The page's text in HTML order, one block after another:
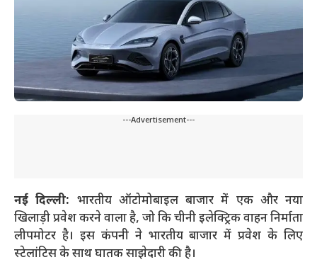
---Advertisement---
नई दिल्ली: भारतीय ऑटोमोबाइल बाजार में एक और नया
खिलाड़ी प्रवेश करने वाला है, जो कि चीनी इलेक्ट्रिक वाहन निर्माता
लीपमोटर है। इस कंपनी ने भारतीय बाजार में प्रवेश के लिए
स्टेलांटिस के साथ घातक साझेदारी की है।